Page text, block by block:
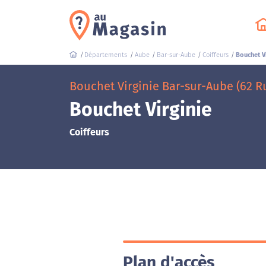
Départements Aube Bar-sur-Aube Coiffeurs Bouchet
Bouchet Virginie Bar-sur-Aube (62
Bouchet Virginie
Coiffeurs